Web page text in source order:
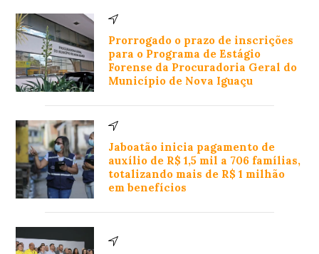
Prorrogado o prazo de inscrições
para o Programa de Estágio
Forense da Procuradoria Geral do
Município de Nova Iguaçu
Jaboatão inicia pagamento de
auxílio de R$ 1,5 mil a 706 famílias,
totalizando mais de R$ 1 milhão
em benefícios